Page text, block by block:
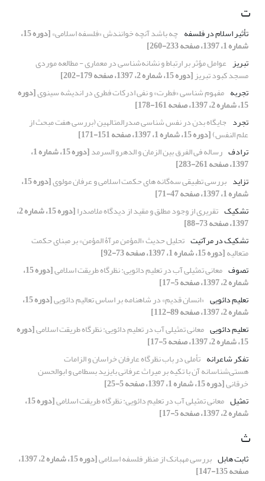
ت
تأثیر اسلام در فلسفه چه باشد آنچه خوانندش «فلسفه اسلامی» [دوره 15،
شماره 1، 1397، صفحه 233-260]
تبریز عوامل مؤثر بر ارتباط و نشانه‌شناسی در معماری - مطالعه موردی
مسجد کبود تبریز[دوره 15، شماره 2، 1397، صفحه 179-202]
تجربه مفهوم شناسی «فطرت» و نفی ادرکات فطری در اندیشه سینوی[دوره
15، شماره 2، 1397، صفحه 161-178]
تجرد جایگاه بدن در نفس شناسی صدرالمتالهین (بررسی هفت مبحث از
علم النفس)[دوره 15، شماره 1، 1397، صفحه 151-171]
ترادف رساله فی الفرق بین الزمان و الدهرو السرمد [دوره 15، شماره 1،
1397، صفحه 261-283]
تزاید بررسی تطبیقی سه‌گانه های حکمت اسلامی و عرفان مولوی [دوره 15،
شماره 1، 1397، صفحه 47-71]
تشکیک تقریری از وجود مطلق و مقید از دیدگاه ملاصدرا [دوره 15، شماره 2،
1397، صفحه 73-88]
تشکیک در مرآتیت تحلیل حدیث «المؤمن مرآۀ المؤمن» بر مبنای حکمت
متعالیه[دوره 15، شماره 1، 1397، صفحه 73-92]
تصوف معانی تمثیلی آب در تعلیم دائویی: نظرگاه طریقت اسلامی [دوره 15،
شماره 2، 1397، صفحه 5-17]
تعلیم دائویی «انسان قدیم» در شاهنامه بر اساس تعالیم دائویی [دوره 15،
شماره 2، 1397، صفحه 89-112]
تعلیم دائویی معانی تمثیلی آب در تعلیم دائویی: نظرگاه طریقت اسلامی[دوره
15، شماره 2، 1397، صفحه 5-17]
تفکر شاعرانه تأملی در باب نظرگاه عارفان خراسان و الزامات
هستی‌شناسانه آن با تکیه بر میراث عرفانی بایزید بسطامی و ابوالحسن
خرقانی[دوره 15، شماره 1، 1397، صفحه 5-25]
تمثیل معانی تمثیلی آب در تعلیم دائویی: نظرگاه طریقت اسلامی [دوره 15،
شماره 2، 1397، صفحه 5-17]
ث
ثابت هابل بررسی مهبانک از منظر فلسفه اسلامی [دوره 15، شماره 2، 1397،
صفحه 135-147]